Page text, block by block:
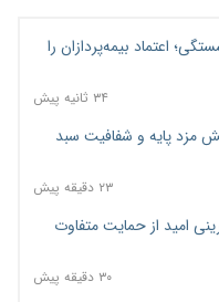
اعتماد بیمه‌پردازان را
۳۴ ثانیه پیش
مزد پایه و شفافیت سبد
۲۳ دقیقه پیش
امید از حمایت متفاوت
۳۰ دقیقه پیش